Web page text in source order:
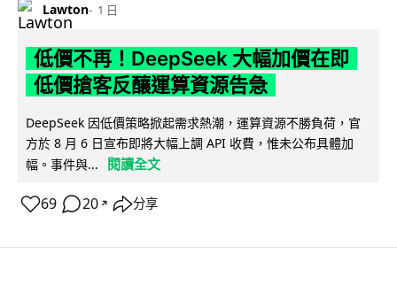
Lawton 1 日
低價不再！DeepSeek 大幅加價在即
低價搶客反釀運算資源告急
DeepSeek 因低價策略掀起需求熱潮，運算資源不勝負荷，官
方於 8 月 6 日宣布即將大幅上調 API 收費，惟未公布具體加
幅。事件與...
閱讀全文
69 20 ↗ 分享